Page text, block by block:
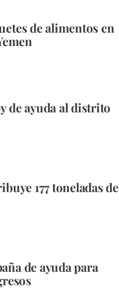
de alimentos en
de ayuda al distrito
177 toneladas de
de ayuda para